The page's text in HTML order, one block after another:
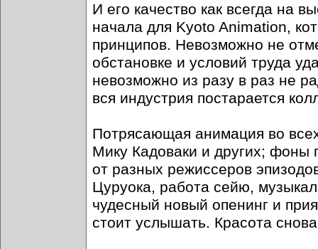
И его качество как всегда на
начала для Kyoto Animation,
принципов. Невозможно не
обстановке и условий труда
невозможно из разу в раз не
вся индустрия постарается
Потрясающая анимация во
Мику Кадоваки и других; фоны
от разных режиссеров
Цуруока, работа сейю,
чудесный новый опенинг и
стоит услышать. Красота